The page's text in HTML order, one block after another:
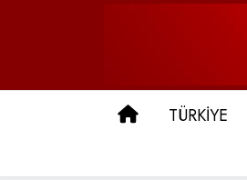
ANA SAYFA
TÜRKİYE